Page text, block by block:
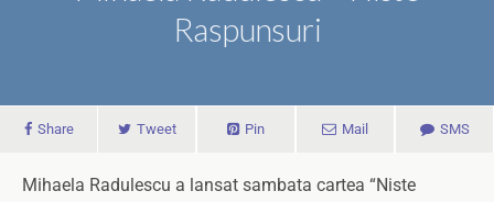
Raspunsuri
Share Tweet Pin Mail SMS
Mihaela Radulescu a lansat sambata cartea “Niste